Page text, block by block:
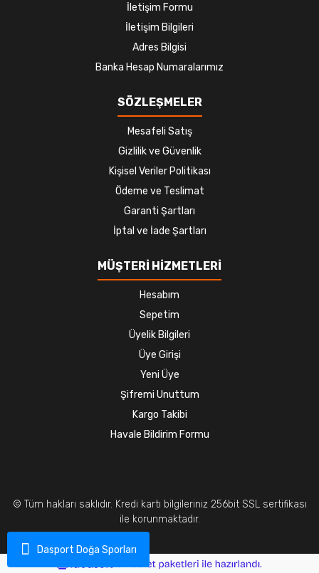
Dasport Doğa Sporları
İletişim Formu
İletişim Bilgileri
Adres Bilgisi
Banka Hesap Numaralarımız
SÖZLEŞMELER
Mesafeli Satış
Gizlilik ve Güvenlik
Kişisel Veriler Politikası
Ödeme ve Teslimat
Garanti Şartları
İptal ve İade Şartları
MÜŞTERİ HİZMETLERİ
Hesabım
Sepetim
Üyelik Bilgileri
Üye Girişi
Yeni Üye
Şifremi Unuttum
Kargo Takibi
Havale Bildirim Formu
© Tüm hakları saklıdır. Kredi kartı bilgileriniz 256bit SSL sertifikası
ile korunmaktadır.
e-